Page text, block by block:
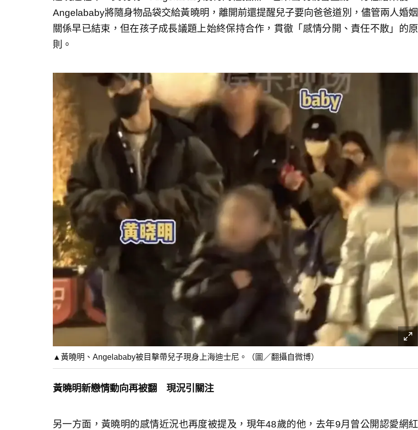
Angelababy將隨身物品袋交給黃曉明，離開前還提醒兒子要向爸爸道別，儘管兩人婚姻
關係早已結束，但在孩子成長議題上始終保持合作，貫徹「感情分開、責任不散」的原
則。
▲黃曉明、Angelababy被目擊帶兒子現身上海迪士尼。（圖／翻攝自微博）
黃曉明新戀情動向再被翻 現況引關注
另一方面，黃曉明的感情近況也再度被提及，現年48歲的他，去年9月曾公開認愛網紅